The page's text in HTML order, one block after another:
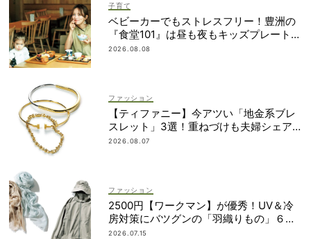
子育て
ベビーカーでもストレスフリー！豊洲の
『食堂101』は昼も夜もキッズプレートが
ある！
2026.08.08
ファッション
【ティファニー】今アツい「地金系ブレ
スレット」3選！重ねづけも夫婦シェア
も自在
2026.08.07
ファッション
2500円【ワークマン】が優秀！UV＆冷
房対策にバツグンの「羽織りもの」６選
＜水際、旅行etc.＞
2026.07.15